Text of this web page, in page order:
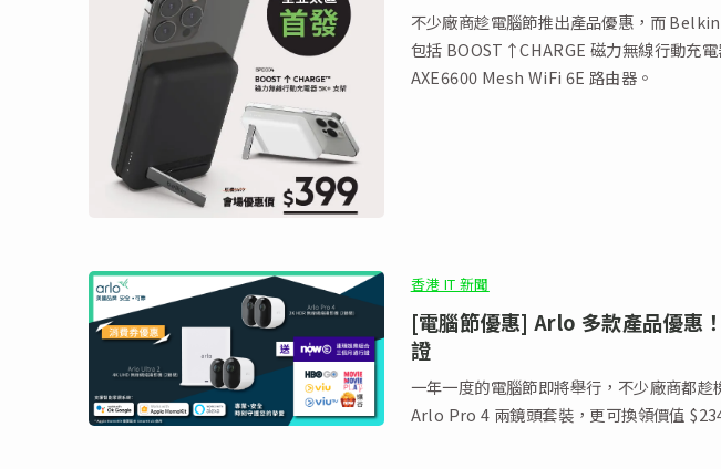
不少廠商趁電腦節推出產品優惠，而
包括 BOOST↑CHARGE 磁力無線行動充
AXE6600 Mesh WiFi 6E 路由器。
香港 IT 新聞
[電腦節優惠] Arlo 多款產品優惠
證
一年一度的電腦節即將舉行，不少廠商都
Arlo Pro 4 兩鏡頭套裝，更可換領價值